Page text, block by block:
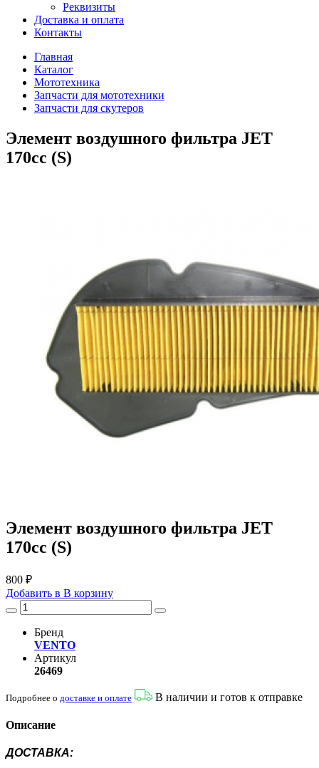
Реквизиты
Доставка и оплата
Контакты
Главная
Каталог
Мототехника
Запчасти для мототехники
Запчасти для скутеров
Элемент воздушного фильтра JET
170cc (S)
Элемент воздушного фильтра JET
170cc (S)
800 ₽
Добавить в В корзину
Бренд
VENTO
Артикул
26469
Подробнее о доставке и оплате В наличии и готов к отправке
Описание
ДОСТАВКА: